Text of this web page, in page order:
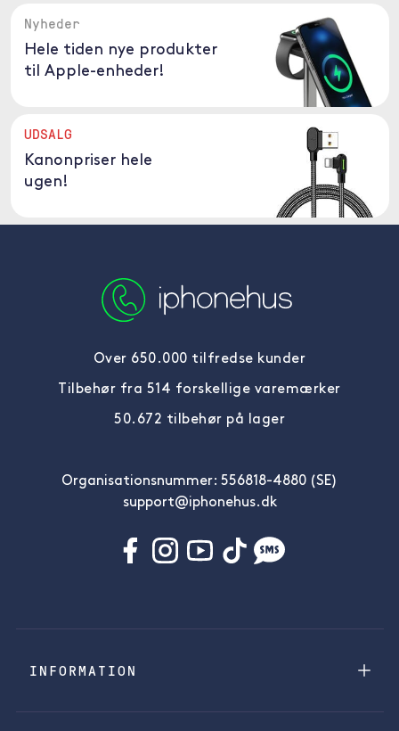
Nyheder
Hele tiden nye produkter
til Apple-enheder!
UDSALG
Kanonpriser hele
ugen!
Over 650.000 tilfredse kunder
Tilbehør fra 514 forskellige varemærker
50.672 tilbehør på lager
Organisationsnummer: 556818-4880 (SE)
support@iphonehus.dk
INFORMATION